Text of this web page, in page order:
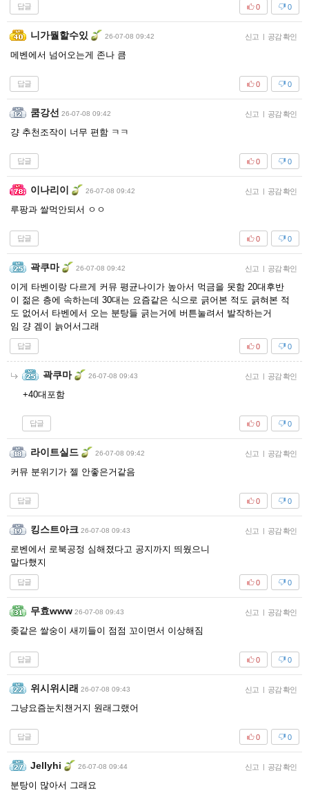
답글 0
0
니가뭘할수있 26-07-08 09:42 신고 | 공감 확인
메벤에서 넘어오는게 존나 큼
답글 0
0
쿰강선 26-07-08 09:42 신고 | 공감 확인
걍 추천조작이 너무 편함 ㅋㅋ
답글 0
0
이나리이 26-07-08 09:42 신고 | 공감 확인
루팡과 쌀먹안되서 ㅇㅇ
답글 0
0
곽쿠마 26-07-08 09:42 신고 | 공감 확인
이게 타벤이랑 다르게 커뮤 평균나이가 높아서 먹금을 못함 20대후반
이 젊은 층에 속하는데 30대는 요즘같은 식으로 긁어본 적도 긁혀본 적
도 없어서 타벤에서 오는 분탕들 긁는거에 버튼눌려서 발작하는거
임 걍 겜이 늙어서그래
답글 0
0
곽쿠마 26-07-08 09:43 신고 | 공감 확인
+40대포함
답글 0
0
라이트실드 26-07-08 09:42 신고 | 공감 확인
커뮤 분위기가 젤 안좋은거같음
답글 0
0
킹스트아크 26-07-08 09:43 신고 | 공감 확인
로벤에서 로북공정 심해졌다고 공지까지 띄웠으니
말다했지
답글 0
0
무효www 26-07-08 09:43 신고 | 공감 확인
좆같은 쌀숭이 새끼들이 점점 꼬이면서 이상해짐
답글 0
0
위시위시래 26-07-08 09:43 신고 | 공감 확인
그냥요즘눈치챈거지 원래그랬어
답글 0
0
Jellyhi 26-07-08 09:44 신고 | 공감 확인
분탕이 많아서 그래요